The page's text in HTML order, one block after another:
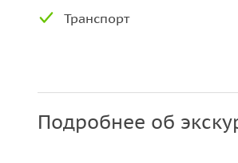
Транспорт
Подробнее об